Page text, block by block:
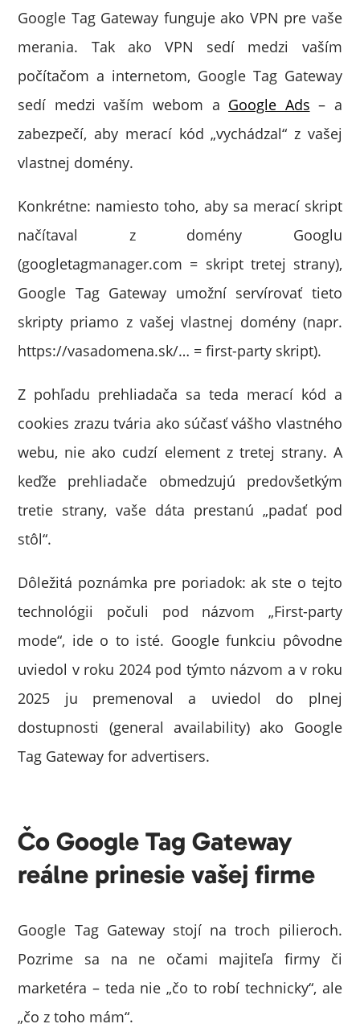
Google Tag Gateway funguje ako VPN pre vaše
merania. Tak ako VPN sedí medzi vaším
počítačom a internetom, Google Tag Gateway
sedí medzi vaším webom a Google Ads – a
zabezpečí, aby merací kód „vychádzal“ z vašej
vlastnej domény.
Konkrétne: namiesto toho, aby sa merací skript
načítaval z domény Googlu
(googletagmanager.com = skript tretej strany),
Google Tag Gateway umožní servírovať tieto
skripty priamo z vašej vlastnej domény (napr.
https://vasadomena.sk/… = first-party skript).
Z pohľadu prehliadača sa teda merací kód a
cookies zrazu tvária ako súčasť vášho vlastného
webu, nie ako cudzí element z tretej strany. A
keďže prehliadače obmedzujú predovšetkým
tretie strany, vaše dáta prestanú „padať pod
stôl“.
Dôležitá poznámka pre poriadok: ak ste o tejto
technológii počuli pod názvom „First-party
mode“, ide o to isté. Google funkciu pôvodne
uviedol v roku 2024 pod týmto názvom a v roku
2025 ju premenoval a uviedol do plnej
dostupnosti (general availability) ako Google
Tag Gateway for advertisers.
Čo Google Tag Gateway
reálne prinesie vašej firme
Google Tag Gateway stojí na troch pilieroch.
Pozrime sa na ne očami majiteľa firmy či
marketéra – teda nie „čo to robí technicky“, ale
„čo z toho mám“.